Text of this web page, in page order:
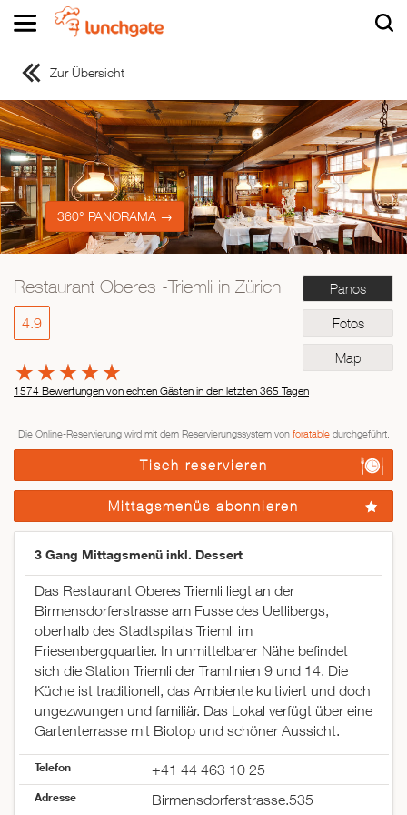
ZUR STARTSEITE
ZUR RESTAURANTSUCHE
Asiatisch
Italienisch
Französisch
Traditionell
Mexikanisch
Spanisch
Zur Übersicht
360° PANORAMA →
Panos
Fotos
Map
Restaurant Oberes -Triemli in Zürich
4.9
1574 Bewertungen von echten Gästen in den letzten 365 Tagen
Die Online-Reservierung wird mit dem Reservierungssystem von foratabledurchgeführt.
Tisch reservieren
Mittagsmenüs abonnieren
3 Gang Mittagsmenü inkl. Dessert
Das Restaurant Oberes Triemli liegt an der
Birmensdorferstrasse am Fusse des Uetlibergs,
oberhalb des Stadtspitals Triemli im
Friesenbergquartier. In unmittelbarer Nähe befindet
sich die Station Triemli der Tramlinien 9 und 14. Die
Küche ist traditionell, das Ambiente kultiviert und doch
ungezwungen und familiär. Das Lokal verfügt über eine
Gartenterrasse mit Biotop und schöner Aussicht.
Telefon +41 44 463 10 25
Adresse
Birmensdorferstrasse.535